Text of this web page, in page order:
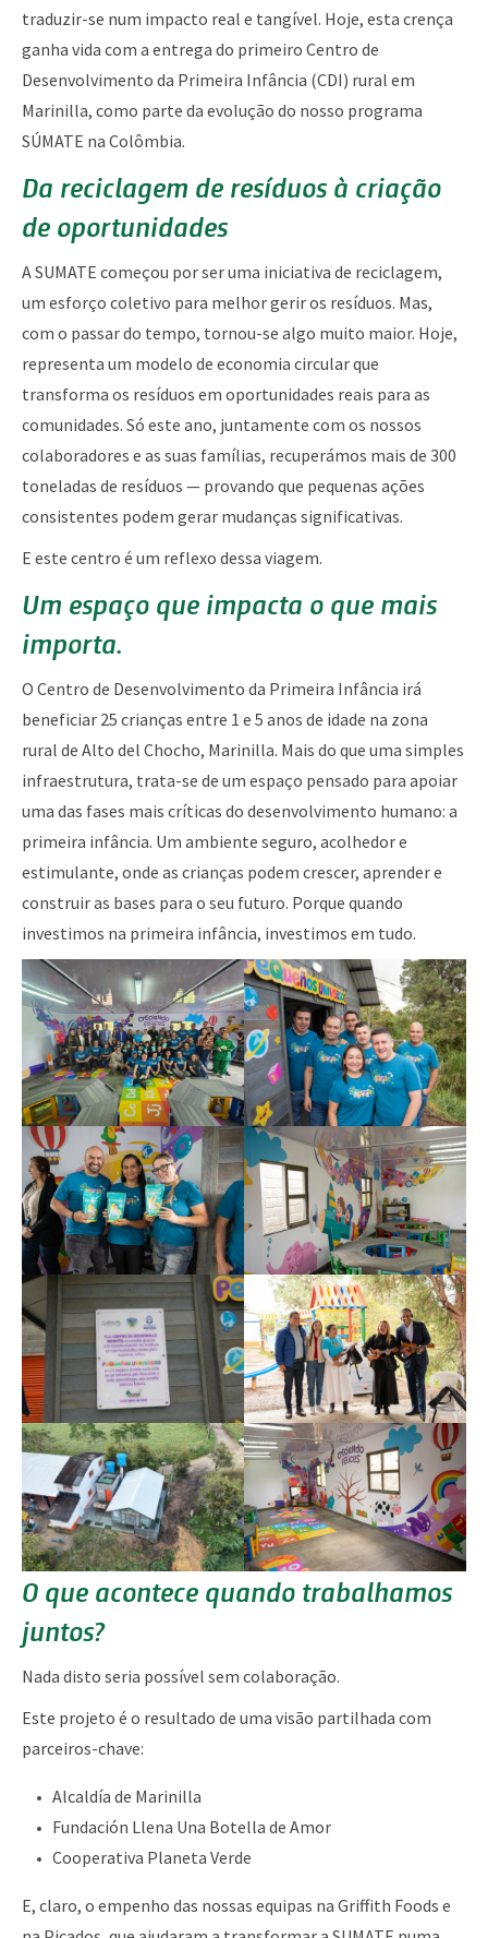
traduzir-se num impacto real e tangível. Hoje, esta crença
ganha vida com a entrega do primeiro Centro de
Desenvolvimento da Primeira Infância (CDI) rural em
Marinilla, como parte da evolução do nosso programa
SÚMATE na Colômbia.
Da reciclagem de resíduos à criação
de oportunidades
A SUMATE começou por ser uma iniciativa de reciclagem,
um esforço coletivo para melhor gerir os resíduos. Mas,
com o passar do tempo, tornou-se algo muito maior. Hoje,
representa um modelo de economia circular que
transforma os resíduos em oportunidades reais para as
comunidades. Só este ano, juntamente com os nossos
colaboradores e as suas famílias, recuperámos mais de 300
toneladas de resíduos — provando que pequenas ações
consistentes podem gerar mudanças significativas.
E este centro é um reflexo dessa viagem.
Um espaço que impacta o que mais
importa.
O Centro de Desenvolvimento da Primeira Infância irá
beneficiar 25 crianças entre 1 e 5 anos de idade na zona
rural de Alto del Chocho, Marinilla. Mais do que uma simples
infraestrutura, trata-se de um espaço pensado para apoiar
uma das fases mais críticas do desenvolvimento humano: a
primeira infância. Um ambiente seguro, acolhedor e
estimulante, onde as crianças podem crescer, aprender e
construir as bases para o seu futuro. Porque quando
investimos na primeira infância, investimos em tudo.
O que acontece quando trabalhamos
juntos?
Nada disto seria possível sem colaboração.
Este projeto é o resultado de uma visão partilhada com
parceiros-chave:
Alcaldía de Marinilla
Fundación Llena Una Botella de Amor
Cooperativa Planeta Verde
E, claro, o empenho das nossas equipas na Griffith Foods e